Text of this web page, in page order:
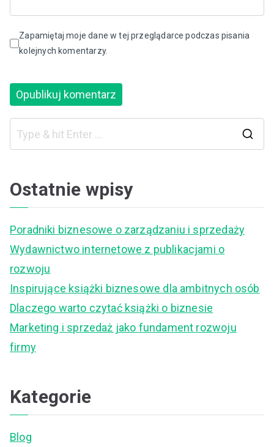
Zapamiętaj moje dane w tej przeglądarce podczas pisania
kolejnych komentarzy.
Ostatnie wpisy
Poradniki biznesowe o zarządzaniu i sprzedaży
Wydawnictwo internetowe z publikacjami o
rozwoju
Inspirujące książki biznesowe dla ambitnych osób
Dlaczego warto czytać książki o biznesie
Marketing i sprzedaż jako fundament rozwoju
firmy
Kategorie
Blog